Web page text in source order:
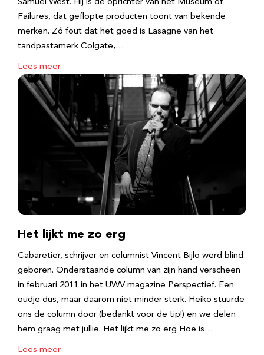
Samuel West. Hij is de oprichter van het Museum of
Failures, dat geflopte producten toont van bekende
merken. Zó fout dat het goed is Lasagne van het
tandpastamerk Colgate,…
Lees meer
Het lijkt me zo erg
Cabaretier, schrijver en columnist Vincent Bijlo werd blind
geboren. Onderstaande column van zijn hand verscheen
in februari 2011 in het UWV magazine Perspectief. Een
oudje dus, maar daarom niet minder sterk. Heiko stuurde
ons de column door (bedankt voor de tip!) en we delen
hem graag met jullie. Het lijkt me zo erg Hoe is…
Lees meer